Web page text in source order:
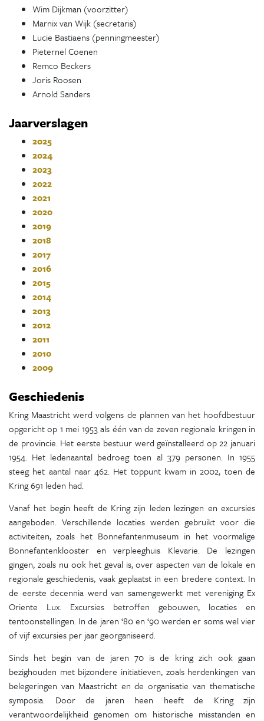
Wim Dijkman (voorzitter)
Marnix van Wijk (secretaris)
Lucie Bastiaens (penningmeester)
Pieternel Coenen
Remco Beckers
Joris Roosen
Arnold Sanders
Jaarverslagen
2025
2024
2023
2022
2021
2020
2019
2018
2017
2016
2015
2014
2013
2012
2011
2010
2009
Geschiedenis
Kring Maastricht werd volgens de plannen van het hoofdbestuur
opgericht op 1 mei 1953 als één van de zeven regionale kringen in
de provincie. Het eerste bestuur werd geïnstalleerd op 22 januari
1954. Het ledenaantal bedroeg toen al 379 personen. In 1955
steeg het aantal naar 462. Het toppunt kwam in 2002, toen de
Kring 691 leden had.
Vanaf het begin heeft de Kring zijn leden lezingen en excursies
aangeboden. Verschillende locaties werden gebruikt voor die
activiteiten, zoals het Bonnefantenmuseum in het voormalige
Bonnefantenklooster en verpleeghuis Klevarie. De lezingen
gingen, zoals nu ook het geval is, over aspecten van de lokale en
regionale geschiedenis, vaak geplaatst in een bredere context. In
de eerste decennia werd van samengewerkt met vereniging Ex
Oriente Lux. Excursies betroffen gebouwen, locaties en
tentoonstellingen. In de jaren ‘80 en ‘90 werden er soms wel vier
of vijf excursies per jaar georganiseerd.
Sinds het begin van de jaren 70 is de kring zich ook gaan
bezighouden met bijzondere initiatieven, zoals herdenkingen van
belegeringen van Maastricht en de organisatie van thematische
symposia. Door de jaren heen heeft de Kring zijn
verantwoordelijkheid genomen om historische misstanden en